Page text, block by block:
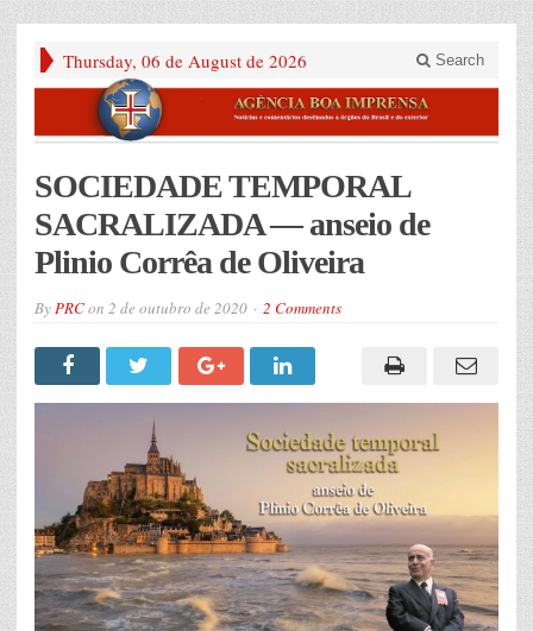
Thursday, 06 de August de 2026 Search
SOCIEDADE TEMPORAL
SACRALIZADA — anseio de
Plinio Corrêa de Oliveira
ByPRCon 2 de outubro de 2020 2 Comments